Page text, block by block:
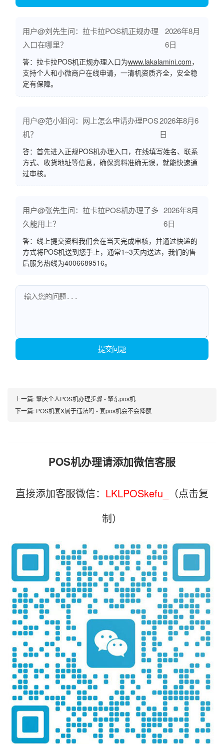
用户@刘先生问：拉卡拉POS机正规办理
入口在哪里？
2026年8月
6日
答：拉卡拉POS机正规办理入口为www.lakalamini.com，
支持个人和小微商户在线申请，一清机资质齐全，安全稳
定有保障。
用户@范小姐问：网上怎么申请办理POS
机？
2026年8月6
日
答：首先进入正规POS机办理入口，在线填写姓名、联系
方式、收货地址等信息，确保资料准确无误，就能快速通
过审核。
用户@张先生问：拉卡拉POS机办理了多
久能用上？
2026年8月
6日
答：线上提交资料我们会在当天完成审核，并通过快递的
方式将POS机送到您手上，通常1~3天内送达，我们的售
后服务热线为4006689516。
提交问题
上一篇:肇庆个人POS机办理步骤 - 肇东pos机
下一篇: POS机套X属于违法吗 - 套pos机会不会降额
POS机办理请添加微信客服
直接添加客服微信： LKLPOSkefu_
（点击复
制）